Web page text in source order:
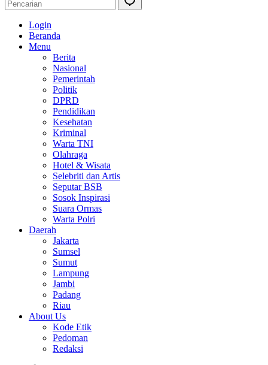
Login
Beranda
Menu
Berita
Nasional
Pemerintah
Politik
DPRD
Pendidikan
Kesehatan
Kriminal
Warta TNI
Olahraga
Hotel & Wisata
Selebriti dan Artis
Seputar BSB
Sosok Inspirasi
Suara Ormas
Warta Polri
Daerah
Jakarta
Sumsel
Sumut
Lampung
Jambi
Padang
Riau
About Us
Kode Etik
Pedoman
Redaksi